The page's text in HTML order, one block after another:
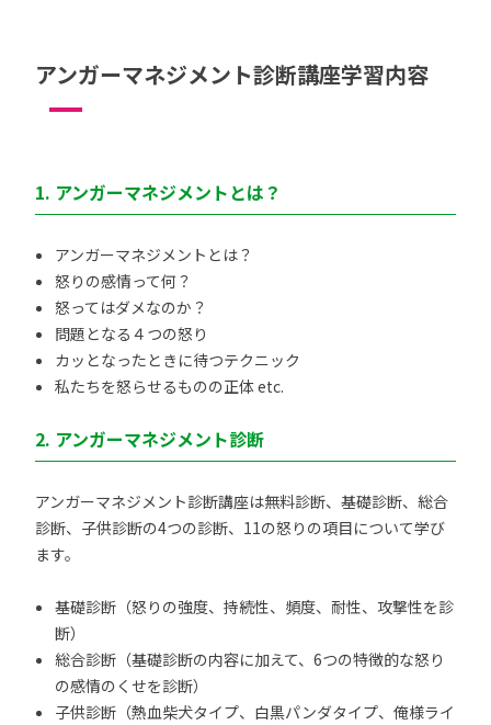
アンガーマネジメント診断講座学習内容
1. アンガーマネジメントとは？
アンガーマネジメントとは？
怒りの感情って何？
怒ってはダメなのか？
問題となる４つの怒り
カッとなったときに待つテクニック
私たちを怒らせるものの正体 etc.
2. アンガーマネジメント診断
アンガーマネジメント診断講座は無料診断、基礎診断、総合
診断、子供診断の4つの診断、11の怒りの項目について学び
ます。
基礎診断（怒りの強度、持続性、頻度、耐性、攻撃性を診
断）
総合診断（基礎診断の内容に加えて、6つの特徴的な怒り
の感情のくせを診断）
子供診断（熱血柴犬タイプ、白黒パンダタイプ、俺様ライ